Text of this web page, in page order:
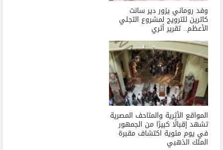
وفد روماني يزور دير سانت
كاترين للترويج لمشروع التجلي
الأعظم.. تقرير أثري
المواقع الأثرية والمتاحف المصرية
تشهد إقبالًا كبيرًا من الجمهور
في يوم مئوية اكتشاف مقبرة
الملك الذهبي